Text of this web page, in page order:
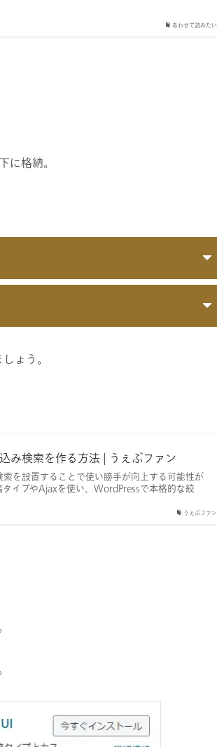
あわせて読みたい
に格納｡
ょう。
うぇぶファン
み検索を作る方法 | うぇぶファン
を設置することで使い勝手が向上する可能性が
イプやAjaxを使い、WordPressで本格的な絞